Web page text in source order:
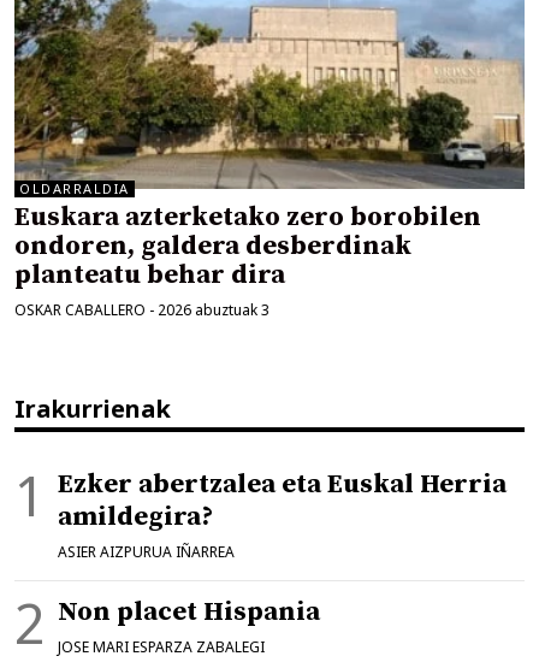
OLDARRALDIA
Euskara azterketako zero borobilen
ondoren, galdera desberdinak
planteatu behar dira
OSKAR CABALLERO - 2026 abuztuak 3
Irakurrienak
Ezker abertzalea eta Euskal Herria
amildegira?
ASIER AIZPURUA IÑARREA
Non placet Hispania
JOSE MARI ESPARZA ZABALEGI